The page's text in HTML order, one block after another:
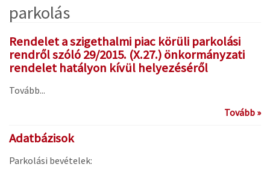
parkolás
Rendelet a szigethalmi piac körüli parkolási
rendről szóló 29/2015. (X.27.) önkormányzati
rendelet hatályon kívül helyezéséről
Tovább...
Tovább »
Adatbázisok
Parkolási bevételek: